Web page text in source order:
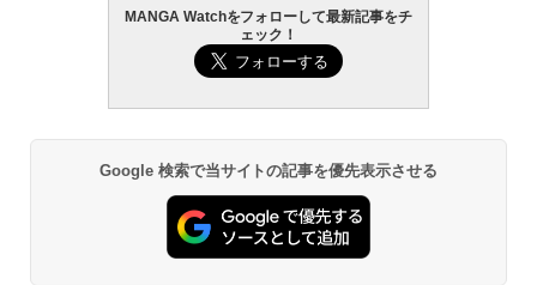
MANGA Watchをフォローして最新記事をチ
ェック！
Google 検索で当サイトの記事を優先表示させる